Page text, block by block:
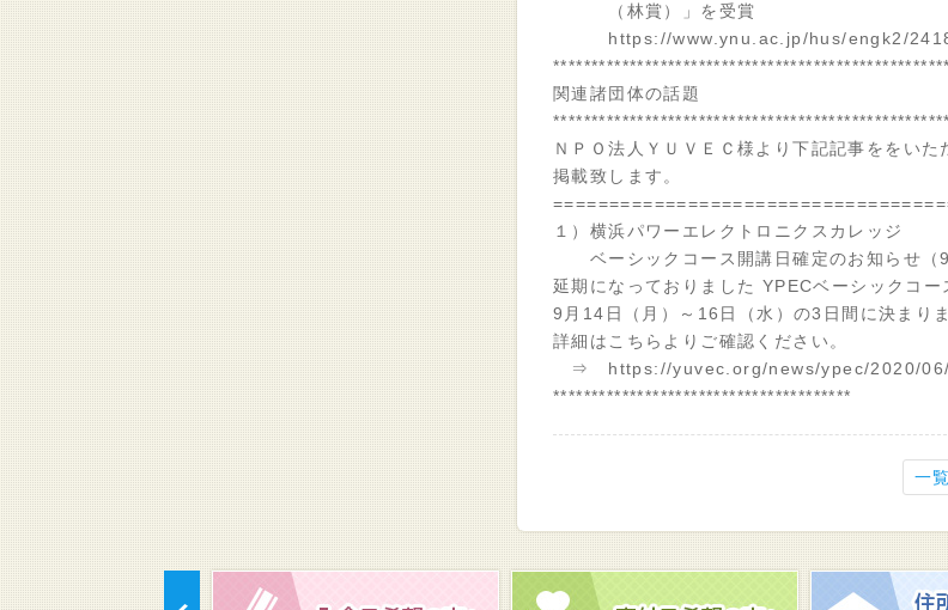
（林賞）」を受賞
https://www.ynu.ac.jp/hus/engk2/
関連諸団体の話題
ＮＰＯ法人ＹＵＶＥＣ様より下記記事ををいた
掲載致します。
１）横浜パワーエレクトロニクスカレッジ
ベーシックコース開講日確定のお知らせ（9
延期になっておりました YPECベーシックコー
9月14日（月）～16日（水）の3日間に決まりま
詳細はこちらよりご確認ください。
⇒ https://yuvec.org/news/ypec/2020/
***************************************
一